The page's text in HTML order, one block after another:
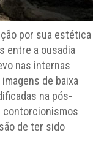
por sua estética
entre a ousadia
nas internas
de baixa
na pós-
contorcionismos
de ter sido